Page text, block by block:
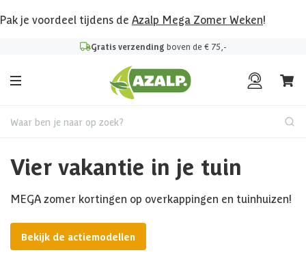
Pak je voordeel tijdens de Azalp Mega Zomer Weken!
Gratis verzending boven de € 75,-
Waar ben je naar op zoek?
Vier vakantie in je tuin
MEGA zomer kortingen op overkappingen en tuinhuizen!
Bekijk de actiemodellen